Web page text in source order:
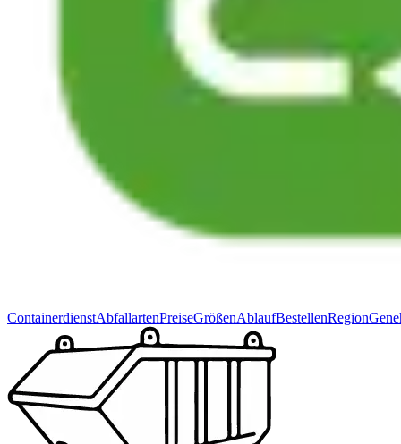
ContainerdienstAbfallartenPreiseGrößenAblaufBestellenRegion